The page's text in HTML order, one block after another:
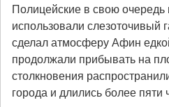
Полицейские в свою очередь
использовали слезоточивый
сделал атмосферу Афин
продолжали прибывать на
столкновения
города и длились более пяти